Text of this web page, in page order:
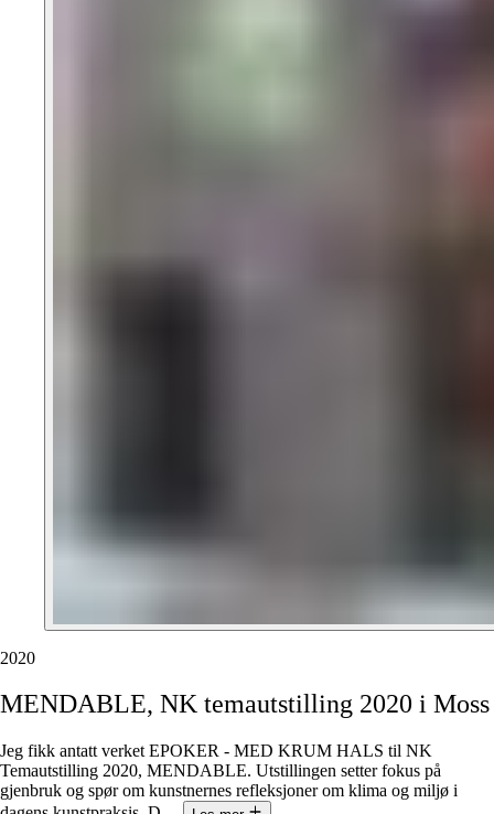
2020
MENDABLE, NK temautstilling 2020 i Moss
Jeg fikk antatt verket EPOKER - MED KRUM HALS til NK
Temautstilling 2020, MENDABLE. Utstillingen setter fokus på
gjenbruk og spør om kunstnernes refleksjoner om klima og miljø i